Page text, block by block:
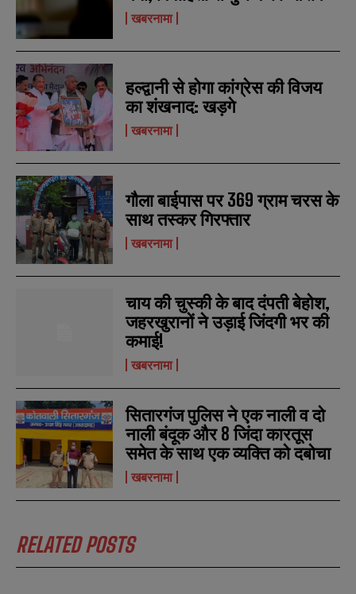
a
i
l
*
N
u
m
b
e
r
s
SUBMIT
a
i
l
*
N
u
m
b
e
r
s
SUBMIT
खबरनामा
हल्द्वानी से होगा कांग्रेस की विजय
का शंखनाद: खड़गे
खबरनामा
गौला बाईपास पर 369 ग्राम चरस के
साथ तस्कर गिरफ्तार
खबरनामा
चाय की चुस्की के बाद दंपती बेहोश,
जहरखुरानों ने उड़ाई जिंदगी भर की
कमाई!
खबरनामा
सितारगंज पुलिस ने एक नाली व दो
नाली बंदूक और 8 जिंदा कारतूस
समेत के साथ एक व्यक्ति को दबोचा
खबरनामा
RELATED POSTS